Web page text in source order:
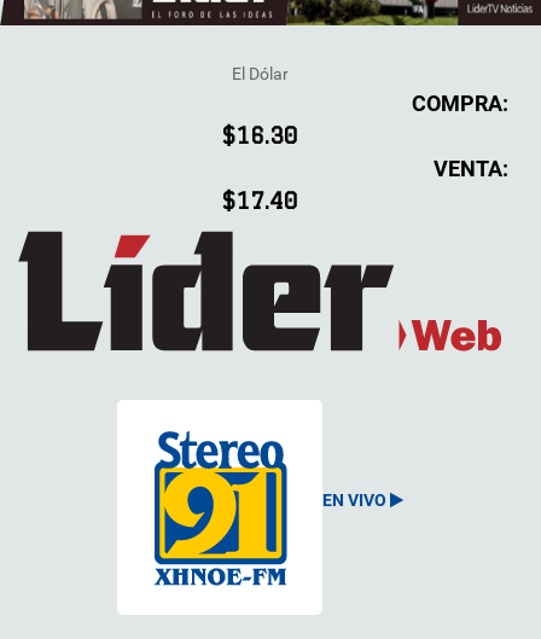
El Dólar
COMPRA:
$16.30
VENTA:
$17.40
EN VIVO